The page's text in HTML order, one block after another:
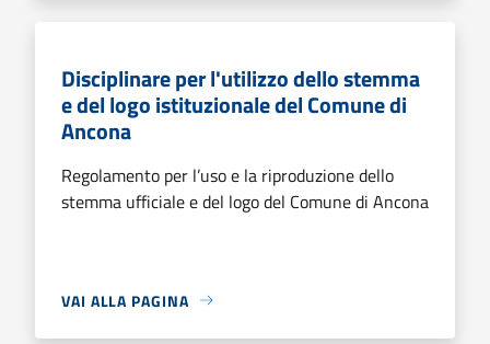
Disciplinare per l'utilizzo dello stemma
e del logo istituzionale del Comune di
Ancona
Regolamento per l’uso e la riproduzione dello
stemma ufficiale e del logo del Comune di Ancona
VAI ALLA PAGINA